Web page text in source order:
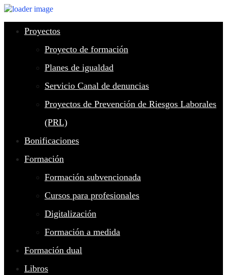
Proyectos
Proyecto de formación
Planes de igualdad
Servicio Canal de denuncias
Proyectos de Prevención de Riesgos Laborales
(PRL)
Bonificaciones
Formación
Formación subvencionada
Cursos para profesionales
Digitalización
Formación a medida
Formación dual
Libros